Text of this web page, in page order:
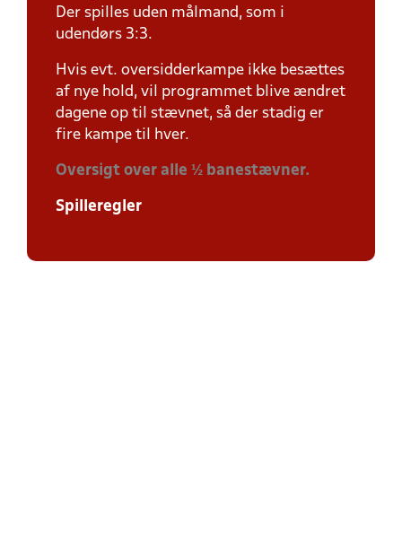
Der spilles uden målmand, som i
udendørs 3:3.
Hvis evt. oversidderkampe ikke besættes
af nye hold, vil programmet blive ændret
dagene op til stævnet, så der stadig er
fire kampe til hver.
Oversigt over alle ½ banestævner.
Spilleregler